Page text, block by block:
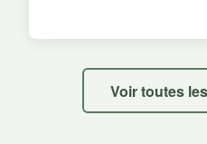
Voir toutes